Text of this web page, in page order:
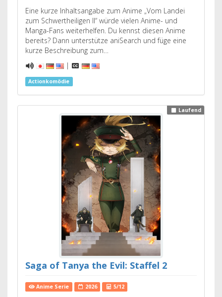
Eine kurze Inhaltsangabe zum Anime „Vom Landei
zum Schwertheiligen II“ würde vielen Anime- und
Manga-Fans weiterhelfen. Du kennst diesen Anime
bereits? Dann unterstütze aniSearch und füge eine
kurze Beschreibung zum…
|
Actionkomödie
Laufend
Saga of Tanya the Evil: Staffel 2
Anime Serie 2026 5/12